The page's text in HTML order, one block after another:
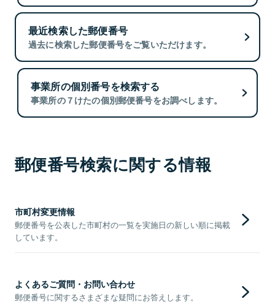
最近検索した郵便番号
過去に検索した郵便番号をご覧いただけます。
事業所の個別番号を検索する
事業所の７けたの個別郵便番号をお調べします。
郵便番号検索に関する情報
市町村変更情報
郵便番号を公表した市町村の一覧を実施日の新しい順に掲載
しています。
よくあるご質問・お問い合わせ
郵便番号に関するさまざまな疑問にお答えします。